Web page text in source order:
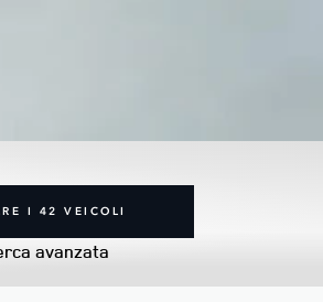
I 42 VEICOLI
avanzata